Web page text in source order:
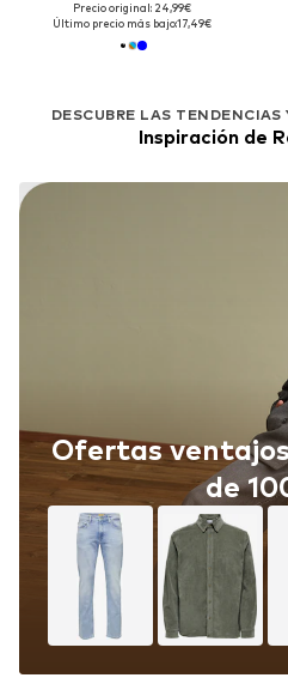
Precio original: 24,99€
Último precio más bajo:17,49€
DESCUBRE LAS
Inspiración de
Ofertas
de